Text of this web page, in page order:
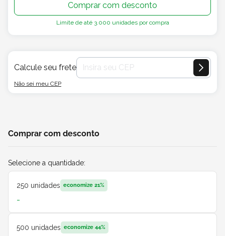
Comprar com desconto
Limite de até 3.000 unidades por compra
Calcule seu frete
Não sei meu CEP
Comprar com desconto
Selecione a quantidade:
250 unidades economize 21%
-
500 unidades economize 44%